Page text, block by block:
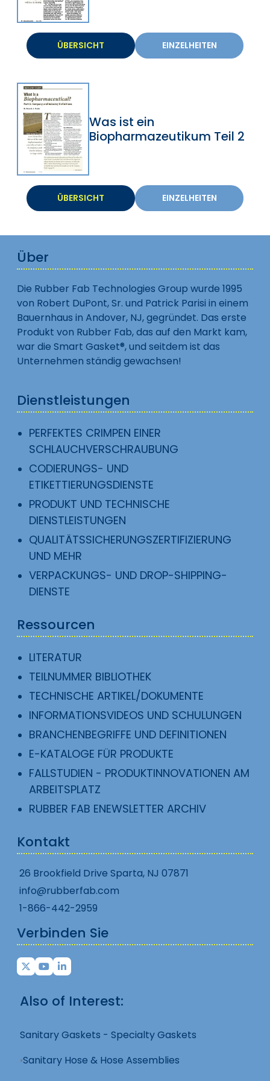
ÜBERSICHT EINZELHEITEN
Was ist ein
Biopharmazeutikum Teil 2
ÜBERSICHT EINZELHEITEN
Über
Die Rubber Fab Technologies Group wurde 1995
von Robert DuPont, Sr. und Patrick Parisi in einem
Bauernhaus in Andover, NJ, gegründet. Das erste
Produkt von Rubber Fab, das auf den Markt kam,
war die Smart Gasket®, und seitdem ist das
Unternehmen ständig gewachsen!
Dienstleistungen
PERFEKTES CRIMPEN EINER
SCHLAUCHVERSCHRAUBUNG
CODIERUNGS- UND
ETIKETTIERUNGSDIENSTE
PRODUKT UND TECHNISCHE
DIENSTLEISTUNGEN
QUALITÄTSSICHERUNGSZERTIFIZIERUNG
UND MEHR
VERPACKUNGS- UND DROP-SHIPPING-
DIENSTE
Ressourcen
LITERATUR
TEILNUMMER BIBLIOTHEK
TECHNISCHE ARTIKEL/DOKUMENTE
INFORMATIONSVIDEOS UND SCHULUNGEN
BRANCHENBEGRIFFE UND DEFINITIONEN
E-KATALOGE FÜR PRODUKTE
FALLSTUDIEN - PRODUKTINNOVATIONEN AM
ARBEITSPLATZ
RUBBER FAB ENEWSLETTER ARCHIV
Kontakt
26 Brookfield Drive Sparta, NJ 07871
info@rubberfab.com
1-866-442-2959
Verbinden Sie
Also of Interest:
Sanitary Gaskets - Specialty Gaskets
Sanitary Hose & Hose Assemblies